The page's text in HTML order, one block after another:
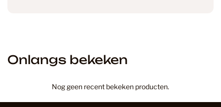
Onlangs bekeken
Nog geen recent bekeken producten.